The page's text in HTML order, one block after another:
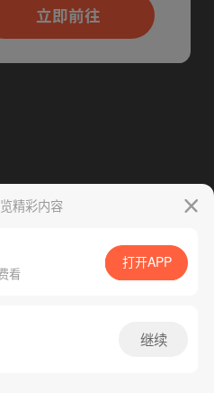
App免费看
腾漫App免费看
精彩内容
看
打开APP
继续
免费看立即前往